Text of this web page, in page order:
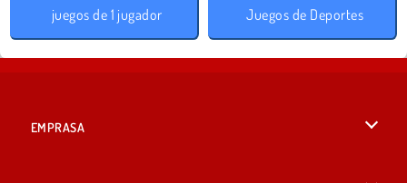
juegos de 1 jugador Juegos de Deportes
EMPRASA